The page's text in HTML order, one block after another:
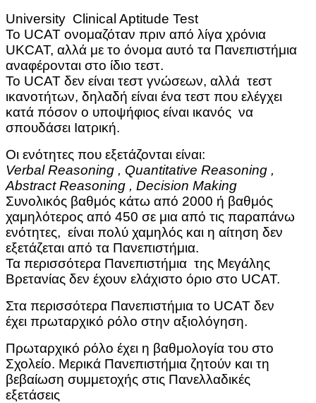
University Clinical Aptitude Test
Το UCAT ονομαζόταν πριν από λίγα χρόνια
UKCAT, αλλά με το όνομα αυτό τα Πανεπιστήμια
αναφέρονται στο ίδιο τεστ.
Το UCAT δεν είναι τεστ γνώσεων, αλλά τεστ
ικανοτήτων, δηλαδή είναι ένα τεστ που ελέγχει
κατά πόσον ο υποψήφιος είναι ικανός να
σπουδάσει Ιατρική.
Οι ενότητες που εξετάζονται είναι:
Verbal Reasoning , Quantitative Reasoning ,
Abstract Reasoning , Decision Making
Συνολικός βαθμός κάτω από 2000 ή βαθμός
χαμηλότερος από 450 σε μια από τις παραπάνω
ενότητες, είναι πολύ χαμηλός και η αίτηση δεν
εξετάζεται από τα Πανεπιστήμια.
Τα περισσότερα Πανεπιστήμια της Μεγάλης
Βρετανίας δεν έχουν ελάχιστο όριο στο UCAT.
Στα περισσότερα Πανεπιστήμια το UCAT δεν
έχει πρωταρχικό ρόλο στην αξιολόγηση.
Πρωταρχικό ρόλο έχει η βαθμολογία του στο
Σχολείο. Μερικά Πανεπιστήμια ζητούν και τη
βεβαίωση συμμετοχής στις Πανελλαδικές
εξετάσεις